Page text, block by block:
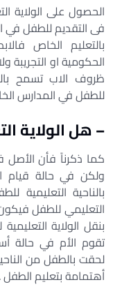
الحصول على الولاية
فى التقديم للطفل في
بالتعليم الخاص
الحكومية او التجريبة
ظروف الاب تسمح
للطفل في المدارس
– هل الولاية
كما ذكرناً فأن الأصل
ولكن في حالة قيام
بالناحية التعليمية
التعليمي للطفل
بنقل الولاية
تقوم الأم في حالة
لحقت بالطفل من
أهتمامة بتعليم الطفل .